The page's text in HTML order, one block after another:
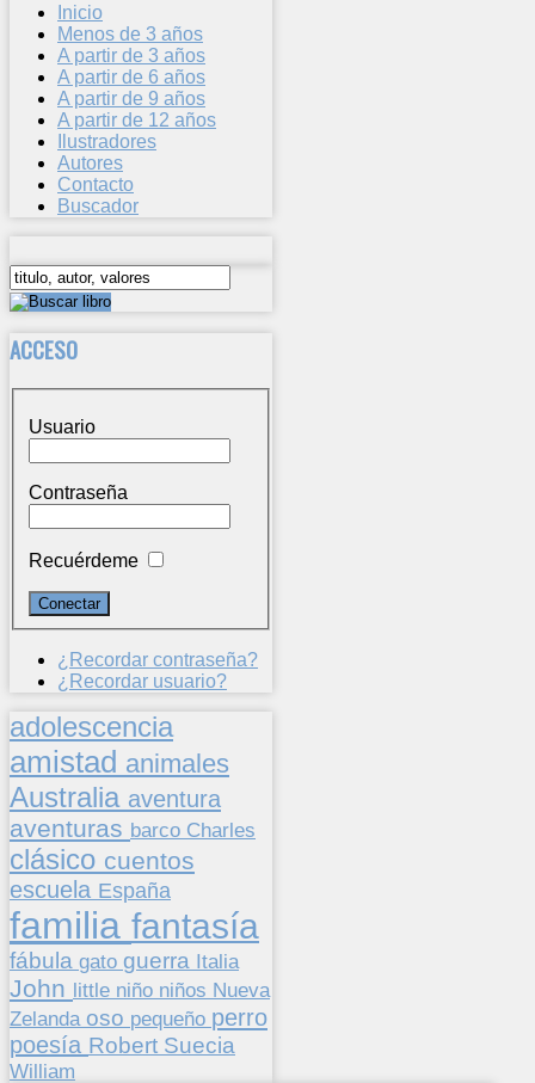
Inicio
Menos de 3 años
A partir de 3 años
A partir de 6 años
A partir de 9 años
A partir de 12 años
Ilustradores
Autores
Contacto
Buscador
ACCESO
Usuario
Contraseña
Recuérdeme
¿Recordar contraseña?
¿Recordar usuario?
adolescencia
amistad animales
Australia aventura
aventuras barco Charles
clásico cuentos
escuela España
familia fantasía
fábula gato guerra Italia
John little niño niños Nueva
Zelanda oso pequeño perro
poesía Robert Suecia
William